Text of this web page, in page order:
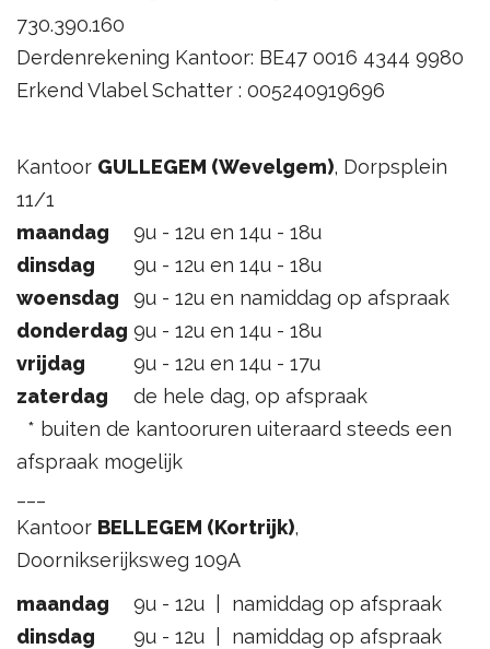
730.390.160
Derdenrekening Kantoor: BE47 0016 4344 9980
Erkend Vlabel Schatter : 005240919696
Kantoor GULLEGEM (Wevelgem), Dorpsplein
11/1
maandag
9u - 12u en 14u - 18u
dinsdag
9u - 12u en 14u - 18u
woensdag
9u - 12u en namiddag op afspraak
donderdag 9u - 12u en 14u - 18u
vrijdag
9u - 12u en 14u - 17u
zaterdag
de hele dag, op afspraak
* buiten de kantooruren uiteraard steeds een
afspraak mogelijk
Kantoor BELLEGEM (Kortrijk),
Doornikserijksweg 109A
maandag
9u - 12u | namiddag op afspraak
dinsdag
9u - 12u | namiddag op afspraak